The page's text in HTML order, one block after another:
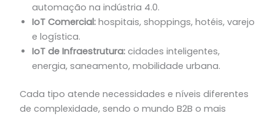
automação na indústria 4.0.
IoT Comercial:hospitais, shoppings, hotéis, varejo
e logística.
IoT de Infraestrutura:cidades inteligentes,
energia, saneamento, mobilidade urbana.
Cada tipo atende necessidades e níveis diferentes
de complexidade, sendo o mundo B2B o mais